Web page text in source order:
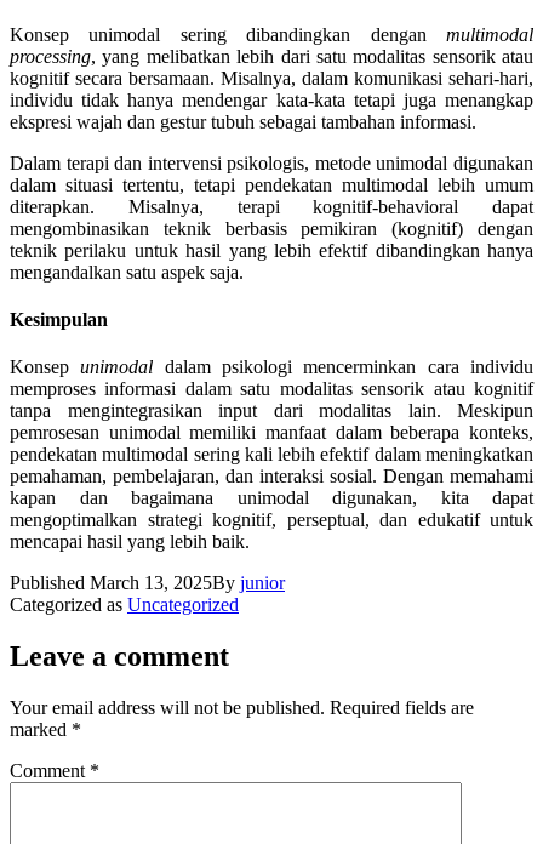
Konsep unimodal sering dibandingkan dengan multimodal
processing, yang melibatkan lebih dari satu modalitas sensorik atau
kognitif secara bersamaan. Misalnya, dalam komunikasi sehari-hari,
individu tidak hanya mendengar kata-kata tetapi juga menangkap
ekspresi wajah dan gestur tubuh sebagai tambahan informasi.
Dalam terapi dan intervensi psikologis, metode unimodal digunakan
dalam situasi tertentu, tetapi pendekatan multimodal lebih umum
diterapkan. Misalnya, terapi kognitif-behavioral dapat
mengombinasikan teknik berbasis pemikiran (kognitif) dengan
teknik perilaku untuk hasil yang lebih efektif dibandingkan hanya
mengandalkan satu aspek saja.
Kesimpulan
Konsepunimodal dalam psikologi mencerminkan cara individu
memproses informasi dalam satu modalitas sensorik atau kognitif
tanpa mengintegrasikan input dari modalitas lain. Meskipun
pemrosesan unimodal memiliki manfaat dalam beberapa konteks,
pendekatan multimodal sering kali lebih efektif dalam meningkatkan
pemahaman, pembelajaran, dan interaksi sosial. Dengan memahami
kapan dan bagaimana unimodal digunakan, kita dapat
mengoptimalkan strategi kognitif, perseptual, dan edukatif untuk
mencapai hasil yang lebih baik.
Published March 13, 2025By junior
Categorized as Uncategorized
Leave a comment
Your email address will not be published. Required fields are
marked *
Comment *